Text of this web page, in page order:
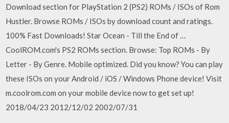
Download section for PlayStation 2 (PS2) ROMs / ISOs of Rom
Hustler. Browse ROMs / ISOs by download count and ratings.
100% Fast Downloads! Star Ocean - Till the End of …
CoolROM.com's PS2 ROMs section. Browse: Top ROMs - By
Letter - By Genre. Mobile optimized. Did you know? You can play
these ISOs on your Android / iOS / Windows Phone device! Visit
m.coolrom.com on your mobile device now to get set up!
2018/04/23 2012/12/02 2002/07/31